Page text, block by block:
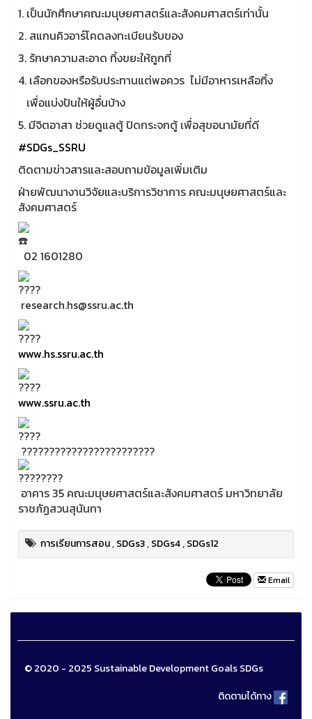
1. เป็นนักศึกษาคณะมนุษยศาสตร์และสังคมศาสตร์เท่านั้น
2. สแกนคิวอาร์โคดลงทะเบียนรับของ
3. รักษาความสะอาด ทิ้งขยะให้ถูกที่
4. เลือกของหรือรับประทานแต่พอควร ไม่มีอาหารเหลือทิ้ง
เพื่อแบ่งปันให้ผู้อื่นบ้าง
5. มีจิตอาสา ช่วยดูแลตู้ ปิดกระจกตู้ เพื่อสุขอนามัยที่ดี
#SDGs_SSRU
ติดตามข่าวสารและสอบถามข้อมูลเพิ่มเติม
ฝ่ายพัฒนางานวิจัยและบริการวิชาการ คณะมนุษยศาสตร์และ
สังคมศาสตร์
02 1601280
research.hs@ssru.ac.th
www.hs.ssru.ac.th
www.ssru.ac.th
????????????????????????
อาคาร 35 คณะมนุษยศาสตร์และสังคมศาสตร์ มหาวิทยาลัย
ราชภัฏสวนสุนันทา
การเรียนการสอน,SDGs3,SDGs4,SDGs12
Email
© 2020 - 2025 Sustainable Development Goals SDGs
ติดตามได้ทาง